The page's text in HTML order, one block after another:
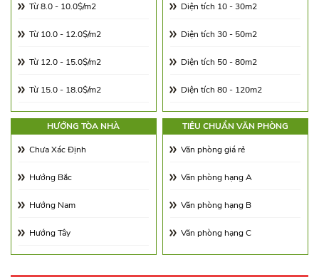
Từ 8.0 - 10.0$/m2
Từ 10.0 - 12.0$/m2
Từ 12.0 - 15.0$/m2
Từ 15.0 - 18.0$/m2
Từ 18.0 - 21.0$/m2
Từ 21.0 - 25.0$/m2
Từ 25.0 - 30.0$/m2
Từ 30.0 - 65.0$/m2
Từ 65.00 - 100.00$/m2
Diện tích 10 - 30m2
Diện tích 30 - 50m2
Diện tích 50 - 80m2
Diện tích 80 - 120m2
Diện tích 120 - 180m2
Diện tích 180 - 250m2
Diện tích 250 - 350m2
Diện tích 350 - 500m2
Trên 500m2
HƯỚNG TÒA NHÀ
Chưa Xác Định
Hướng Bắc
Hướng Nam
Hướng Tây
TIÊU CHUẨN VĂN PHÒNG
Văn phòng giá rẻ
Văn phòng hạng A
Văn phòng hạng B
Văn phòng hạng C